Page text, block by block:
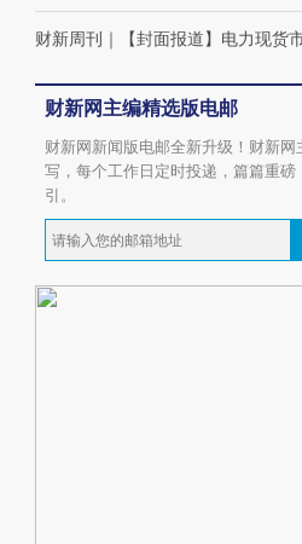
财新周刊 ｜ 【封面报道】电力现货
财新网主编精选版电邮
财新网新闻版电邮全新升级！财新网
写，每个工作日定时投递，篇篇重磅
引。